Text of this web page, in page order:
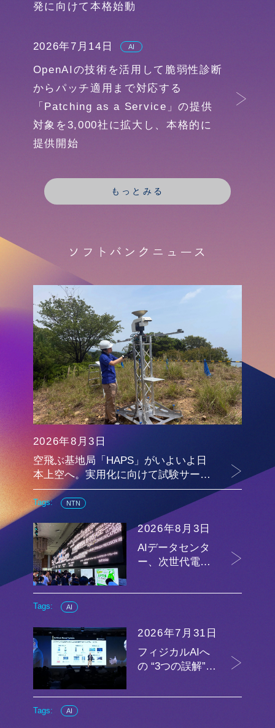
発に向けて本格始動
2026年7月14日 AI
OpenAIの技術を活用して脆弱性診断
からパッチ適用まで対応する
「Patching as a Service」の提供
対象を3,000社に拡大し、本格的に
提供開始
もっとみる
ソフトバンクニュース
2026年8月3日
空飛ぶ基地局「HAPS」がいよいよ日
本上空へ。実用化に向けて試験サー…
Tags: NTN
2026年8月3日
AIデータセンタ
ー、次世代電…
Tags: AI
2026年7月31日
フィジカルAIへ
の “3つの誤解”…
Tags: AI